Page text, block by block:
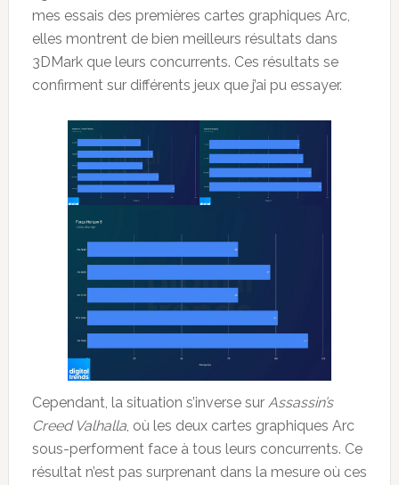
mes essais des premières cartes graphiques Arc,
elles montrent de bien meilleurs résultats dans
3DMark que leurs concurrents. Ces résultats se
confirment sur différents jeux que j’ai pu essayer.
Cependant, la situation s’inverse sur Assassin’s
Creed Valhalla, où les deux cartes graphiques Arc
sous-performent face à tous leurs concurrents. Ce
résultat n’est pas surprenant dans la mesure où ces